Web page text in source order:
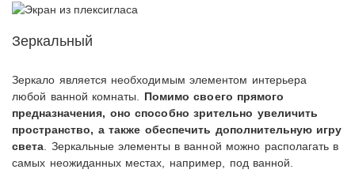
Зеркальный
Зеркало является необходимым элементом интерьера
любой ванной комнаты. Помимо своего прямого
предназначения, оно способно зрительно увеличить
пространство, а также обеспечить дополнительную игру
света . Зеркальные элементы в ванной можно располагать в
самых неожиданных местах, например, под ванной.